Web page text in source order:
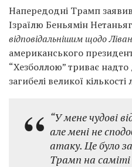
Напередодні Трамп
Ізраїлю Беньямін
відповідальнішим щодо
американського
“Хезболлою” триває
загибелі великої
“У мене чудові
але мені не
атаку. Це було
Трамп на саміті